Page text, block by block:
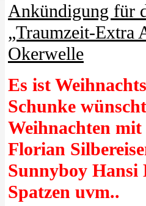
Ankündigung für
„Traumzeit-Extra
Okerwelle
Es ist
Schunke
Weihnachten
Florian
Sunnyboy Hansi
Spatzen uvm..